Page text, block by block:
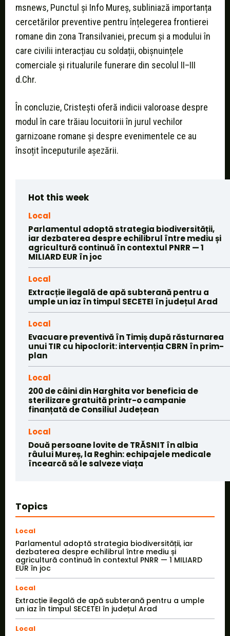
msnews, Punctul și Info Mureș, subliniază importanța
cercetărilor preventive pentru înțelegerea frontierei
romane din zona Transilvaniei, precum și a modului în
care civilii interacțiau cu soldații, obișnuințele
comerciale și ritualurile funerare din secolul II–III
d.Chr.
În concluzie, Cristești oferă indicii valoroase despre
modul în care trăiau locuitorii în jurul vechilor
garnizoane romane și despre evenimentele ce au
însoțit începuturile așezării.
Hot this week
Local
Parlamentul adoptă strategia biodiversității,
iar dezbaterea despre echilibrul între mediu și
agricultură continuă în contextul PNRR — 1
MILIARD EUR în joc
Local
Extracție ilegală de apă subterană pentru a
umple un iaz în timpul SECETEI în județul Arad
Local
Evacuare preventivă în Timiș după răsturnarea
unui TIR cu hipoclorit: intervenția CBRN în prim-
plan
Local
200 de câini din Harghita vor beneficia de
sterilizare gratuită printr-o campanie
finanțată de Consiliul Județean
Local
Două persoane lovite de TRĂSNIT în albia
râului Mureș, la Reghin: echipajele medicale
încearcă să le salveze viața
Topics
Local
Parlamentul adoptă strategia biodiversității, iar
dezbaterea despre echilibrul între mediu și
agricultură continuă în contextul PNRR — 1 MILIARD
EUR în joc
Local
Extracție ilegală de apă subterană pentru a umple
un iaz în timpul SECETEI în județul Arad
Local